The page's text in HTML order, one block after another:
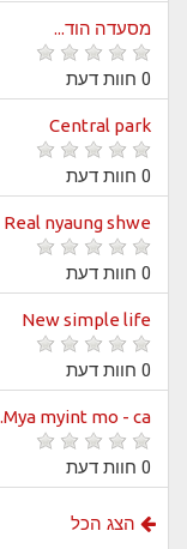
מסעדה הוד...
0 חוות דעת
Central park
0 חוות דעת
Real nyaung shwe
0 חוות דעת
New simple life
0 חוות דעת
Mya myint mo - ca...
0 חוות דעת
הצג הכל